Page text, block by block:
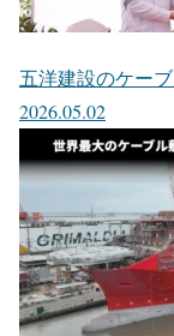
五洋建設のケー
2026.05.02